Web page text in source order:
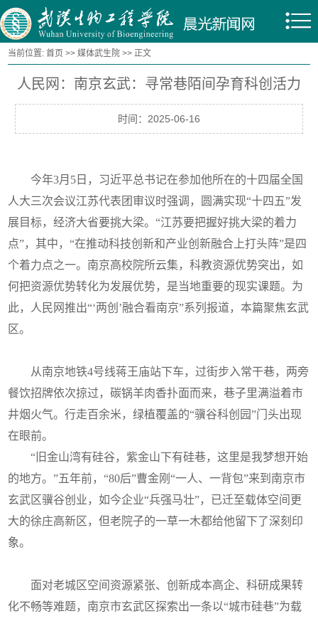
当前位置:首页 >>媒体武生院 >> 正文
人民网：南京玄武：寻常巷陌间孕育科创活力
时间：2025-06-16
今年3月5日，习近平总书记在参加他所在的十四届全国
人大三次会议江苏代表团审议时强调，圆满实现“十四五”发
展目标，经济大省要挑大梁。“江苏要把握好挑大梁的着力
点”，其中，“在推动科技创新和产业创新融合上打头阵”是四
个着力点之一。南京高校院所云集，科教资源优势突出，如
何把资源优势转化为发展优势，是当地重要的现实课题。为
此，人民网推出“‘两创’融合看南京”系列报道，本篇聚焦玄武
区。
从南京地铁4号线蒋王庙站下车，过街步入常干巷，两旁
餐饮招牌依次掠过，碳锅羊肉香扑面而来，巷子里满溢着市
井烟火气。行走百余米，绿植覆盖的“骥谷科创园”门头出现
在眼前。
“旧金山湾有硅谷，紫金山下有硅巷，这里是我梦想开始
的地方。”五年前，“80后”曹金刚“一人、一背包”来到南京市
玄武区骥谷创业，如今企业“兵强马壮”，已迁至载体空间更
大的徐庄高新区，但老院子的一草一木都给他留下了深刻印
象。
面对老城区空间资源紧张、创新成本高企、科研成果转
化不畅等难题，南京市玄武区探索出一条以“城市硅巷”为载